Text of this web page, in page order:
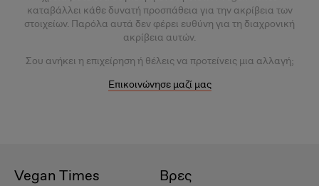
καταβάλλει κάθε δυνατή προσπάθεια για την ακρίβεια των
στοιχείων. Παρόλα αυτά δεν φέρει ευθύνη για τη διαχρονική
ακρίβεια αυτών.
Σου ανήκει η επιχείρηση ή θέλειςνα προτείνεις μια αλλαγή;
Επικοινώνησε μαζί μας
Vegan Times Βρες